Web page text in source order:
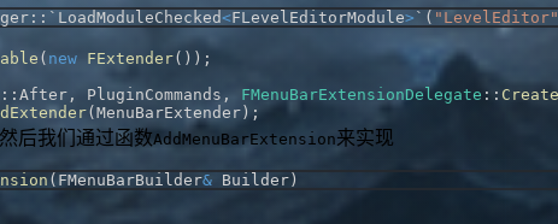
:: `LoadModuleChecked<FLevelEditorModule> ` ( "LevelEditor"
( new FExtender( ) ) ;
:: After , PluginCommands , FMenuBarExtensionDelegate ::
( MenuBarExtender ) ;
后我们通过函数AddMenuBarExtension来实现
( FMenuBarBuilder& Builder )